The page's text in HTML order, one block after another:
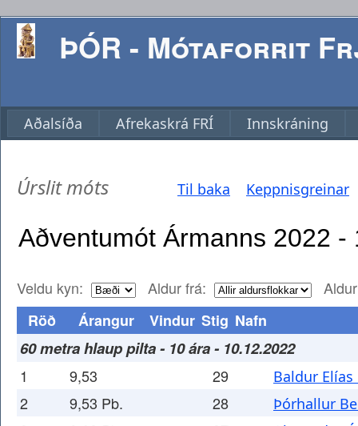
ÞÓR - Mótaforrit
Aðalsíða Afrekaskrá FRÍ Innskráning
Úrslit móts Til baka Keppnisgreinar
Veldu kyn: Aldur frá:
Röð
Árangur Vindur Stig Nafn
60 metra hlaup pilta - 10 ára - 10.12.2022
1 9,53 29 Baldur
2 9,53 Pb. 28 Þórhallur